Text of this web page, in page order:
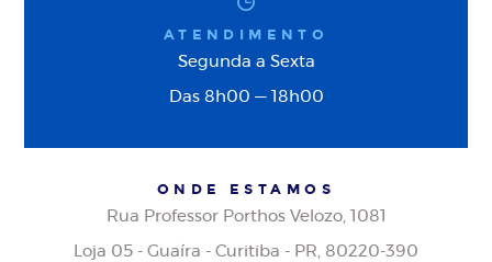
ATENDIMENTO
Segunda a Sexta
Das 8h00 — 18h00
ONDE ESTAMOS
Rua Professor Porthos Velozo, 1081
Loja 05 - Guaíra - Curitiba - PR, 80220-390